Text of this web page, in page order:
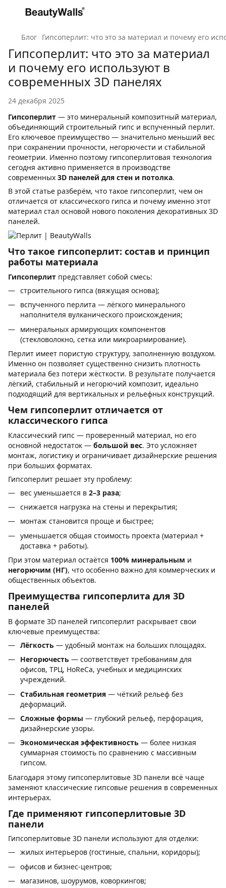
Блог Гипсоперлит: что это за материал и почему его
Гипсоперлит: что это за материал
и почему его используют в
современных 3D панелях
24 декабря 2025
Гипсоперлит — это минеральный композитный материал,
объединяющий строительный гипс и вспученный перлит.
Его ключевое преимущество — значительно меньший вес
при сохранении прочности, негорючести и стабильной
геометрии. Именно поэтому гипсоперлитовая технология
сегодня активно применяется в производстве
современных 3D панелей для стен и потолка.
В этой статье разберём, что такое гипсоперлит, чем он
отличается от классического гипса и почему именно этот
материал стал основой нового поколения декоративных 3D
панелей.
Что такое гипсоперлит: состав и принцип
работы материала
Гипсоперлит представляет собой смесь:
строительного гипса (вяжущая основа);
вспученного перлита — лёгкого минерального
наполнителя вулканического происхождения;
минеральных армирующих компонентов
(стекловолокно, сетка или микроармирование).
Перлит имеет пористую структуру, заполненную воздухом.
Именно он позволяет существенно снизить плотность
материала без потери жёсткости. В результате получается
лёгкий, стабильный и негорючий композит, идеально
подходящий для вертикальных и рельефных конструкций.
Чем гипсоперлит отличается от
классического гипса
Классический гипс — проверенный материал, но его
основной недостаток — большой вес. Это усложняет
монтаж, логистику и ограничивает дизайнерские решения
при больших форматах.
Гипсоперлит решает эту проблему:
вес уменьшается в 2–3 раза;
снижается нагрузка на стены и перекрытия;
монтаж становится проще и быстрее;
уменьшается общая стоимость проекта (материал +
доставка + работы).
При этом материал остаётся 100% минеральным и
негорючим (НГ), что особенно важно для коммерческих и
общественных объектов.
Преимущества гипсоперлита для 3D
панелей
В формате 3D панелей гипсоперлит раскрывает свои
ключевые преимущества:
Лёгкость — удобный монтаж на больших площадях.
Негорючесть — соответствует требованиям для
офисов, ТРЦ, HoReCa, учебных и медицинских
учреждений.
Стабильная геометрия — чёткий рельеф без
деформаций.
Сложные формы — глубокий рельеф, перфорация,
дизайнерские узоры.
Экономическая эффективность — более низкая
суммарная стоимость по сравнению с массивным
гипсом.
Благодаря этому гипсоперлитовые 3D панели всё чаще
заменяют классические гипсовые решения в современных
интерьерах.
Где применяют гипсоперлитовые 3D
панели
Гипсоперлитовые 3D панели используют для отделки:
жилых интерьеров (гостиные, спальни, коридоры);
офисов и бизнес-центров;
магазинов, шоурумов, коворкингов;